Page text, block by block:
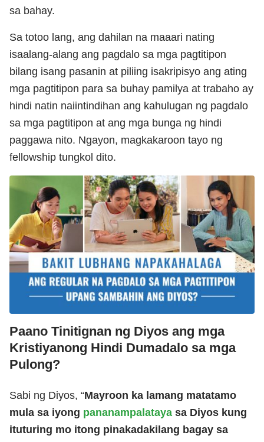
sa bahay.
Sa totoo lang, ang dahilan na maaari nating
isaalang-alang ang pagdalo sa mga pagtitipon
bilang isang pasanin at piliing isakripisyo ang ating
mga pagtitipon para sa buhay pamilya at trabaho ay
hindi natin naiintindihan ang kahulugan ng pagdalo
sa mga pagtitipon at ang mga bunga ng hindi
paggawa nito. Ngayon, magkakaroon tayo ng
fellowship tungkol dito.
Paano Tinitignan ng Diyos ang mga
Kristiyanong Hindi Dumadalo sa mga
Pulong?
Sabi ng Diyos, “Mayroon ka lamang matatamo
mula sa iyong pananampalataya sa Diyos kung
ituturing mo itong pinakadakilang bagay sa